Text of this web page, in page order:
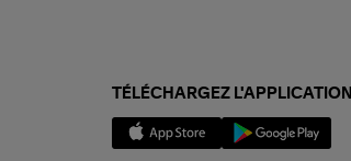
TÉLÉCHARGEZ L'APPLICATION